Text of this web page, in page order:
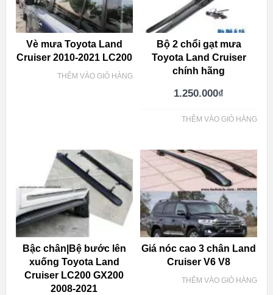
Vè mưa Toyota Land
Cruiser 2010-2021 LC200
THÊM VÀO GIỎ HÀNG
Bộ 2 chổi gạt mưa
Toyota Land Cruiser
chính hãng
1.250.000₫
THÊM VÀO GIỎ HÀNG
Bậc chân|Bệ bước lên
xuống Toyota Land
Cruiser LC200 GX200
2008-2021
Giá nóc cao 3 chân Land
Cruiser V6 V8
THÊM VÀO GIỎ HÀNG